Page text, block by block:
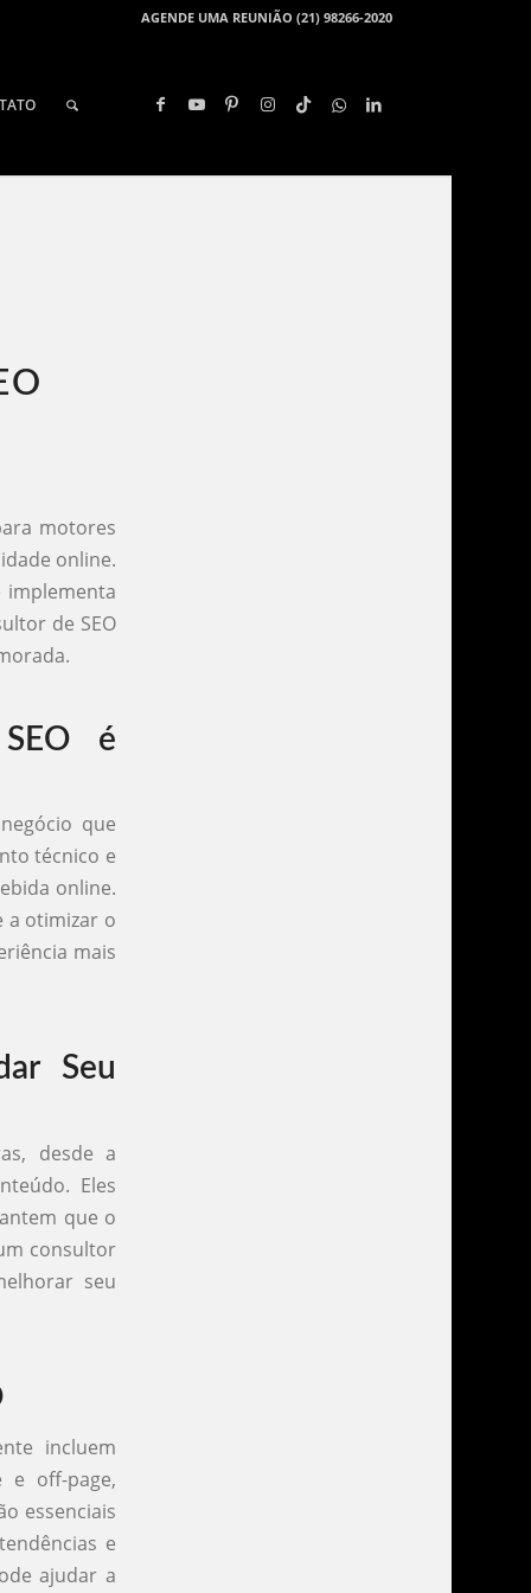
AGENDE UMA REUNIÃO (21) 98266-2020
motores
online.
implementa
de SEO
é
que
técnico e
online.
a otimizar o
mais
Seu
desde a
Eles
que o
consultor
seu
incluem
e off-page,
essenciais
e
ajudar a